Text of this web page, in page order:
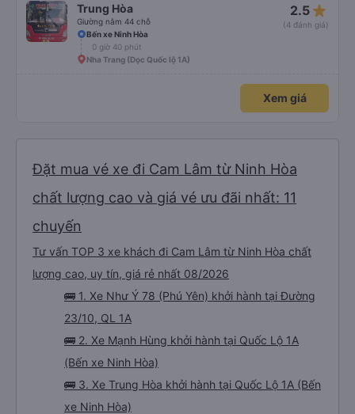
Trung Hòa
Giường nằm 44 chỗ
2.5 star_rate
(4 đánh giá)
Bến xe Ninh Hòa
0 giờ 40 phút
Nha Trang (Dọc Quốc lộ 1A)
Xem giá
Đặt mua vé xe đi Cam Lâm từ Ninh Hòa
chất lượng cao và giá vé ưu đãi nhất: 11
chuyến
Tư vấn TOP 3 xe khách đi Cam Lâm từ Ninh Hòa chất
lượng cao, uy tín, giá rẻ nhất 08/2026
🚌 1. Xe Như Ý 78 (Phú Yên) khởi hành tại Đường
23/10, QL 1A
🚌 2. Xe Mạnh Hùng khởi hành tại Quốc Lộ 1A
(Bến xe Ninh Hòa)
🚌 3. Xe Trung Hòa khởi hành tại Quốc Lộ 1A (Bến
xe Ninh Hòa)